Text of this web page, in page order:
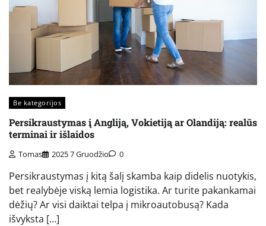
Be kategorijos
Persikraustymas į Angliją, Vokietiją ar Olandiją: realūs
terminai ir išlaidos
Tomas 2025 7 Gruodžio 0
Persikraustymas į kitą šalį skamba kaip didelis nuotykis,
bet realybėje viską lemia logistika. Ar turite pakankamai
dėžių? Ar visi daiktai telpa į mikroautobusą? Kada
išvyksta […]